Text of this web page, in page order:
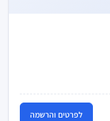
לפרטים והרשמה